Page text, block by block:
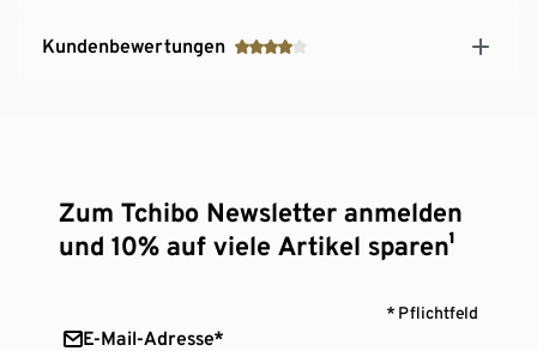
Kundenbewertungen
Zum Tchibo Newsletter anmelden
und 10% auf viele Artikel sparen¹
* Pflichtfeld
E-Mail-Adresse*